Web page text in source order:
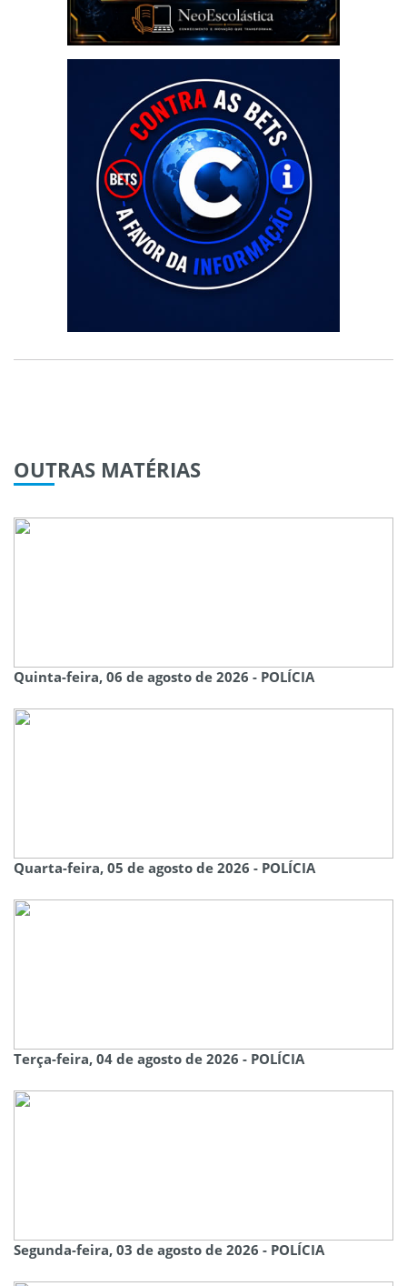
OUTRAS MATÉRIAS
Quinta-feira, 06 de agosto de 2026 - POLÍCIA
Quarta-feira, 05 de agosto de 2026 - POLÍCIA
Terça-feira, 04 de agosto de 2026 - POLÍCIA
Segunda-feira, 03 de agosto de 2026 - POLÍCIA